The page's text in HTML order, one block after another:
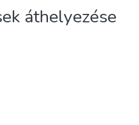
áthelyezése